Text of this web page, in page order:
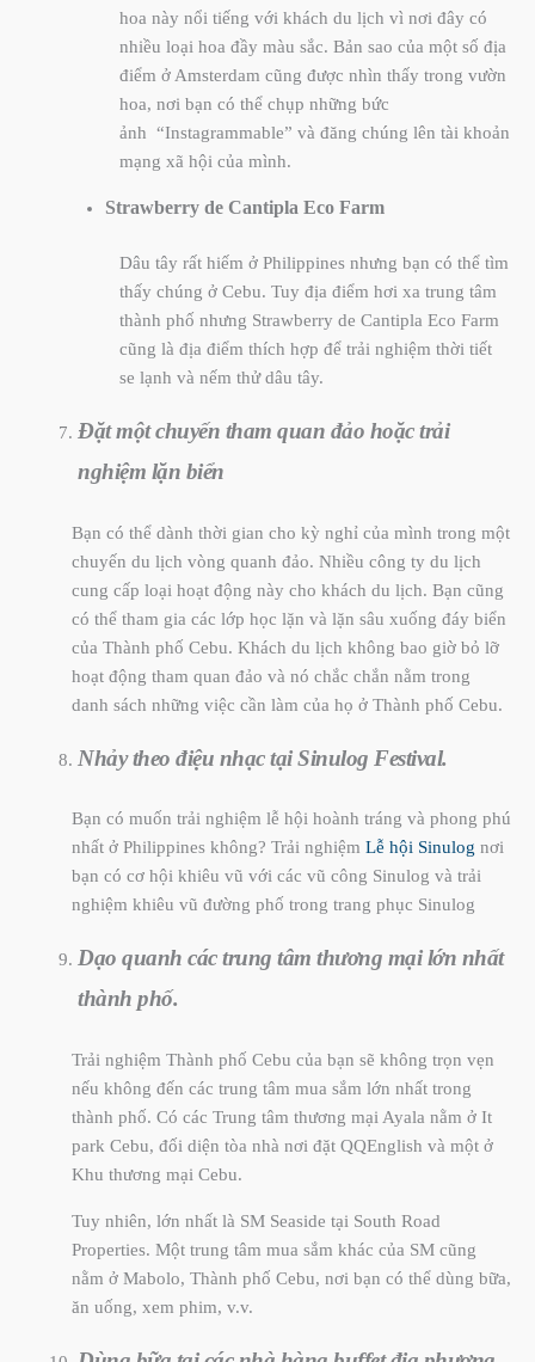
hoa này nổi tiếng với khách du lịch vì nơi đây có
nhiều loại hoa đầy màu sắc. Bản sao của một số địa
điểm ở Amsterdam cũng được nhìn thấy trong vườn
hoa, nơi bạn có thể chụp những bức
ảnh “Instagrammable” và đăng chúng lên tài khoản
mạng xã hội của mình.
Strawberry de Cantipla Eco Farm
Dâu tây rất hiếm ở Philippines nhưng bạn có thể tìm
thấy chúng ở Cebu. Tuy địa điểm hơi xa trung tâm
thành phố nhưng Strawberry de Cantipla Eco Farm
cũng là địa điểm thích hợp để trải nghiệm thời tiết
se lạnh và nếm thử dâu tây.
Đặt một chuyến tham quan đảo hoặc trải
nghiệm lặn biển
Bạn có thể dành thời gian cho kỳ nghỉ của mình trong một
chuyến du lịch vòng quanh đảo. Nhiều công ty du lịch
cung cấp loại hoạt động này cho khách du lịch. Bạn cũng
có thể tham gia các lớp học lặn và lặn sâu xuống đáy biển
của Thành phố Cebu. Khách du lịch không bao giờ bỏ lỡ
hoạt động tham quan đảo và nó chắc chắn nằm trong
danh sách những việc cần làm của họ ở Thành phố Cebu.
Nhảy theo điệu nhạc tại Sinulog Festival.
Bạn có muốn trải nghiệm lễ hội hoành tráng và phong phú
nhất ở Philippines không? Trải nghiệm Lễ hội Sinulog nơi
bạn có cơ hội khiêu vũ với các vũ công Sinulog và trải
nghiệm khiêu vũ đường phố trong trang phục Sinulog
Dạo quanh các trung tâm thương mại lớn nhất
thành phố.
Trải nghiệm Thành phố Cebu của bạn sẽ không trọn vẹn
nếu không đến các trung tâm mua sắm lớn nhất trong
thành phố. Có các Trung tâm thương mại Ayala nằm ở It
park Cebu, đối diện tòa nhà nơi đặt QQEnglish và một ở
Khu thương mại Cebu.
Tuy nhiên, lớn nhất là SM Seaside tại South Road
Properties. Một trung tâm mua sắm khác của SM cũng
nằm ở Mabolo, Thành phố Cebu, nơi bạn có thể dùng bữa,
ăn uống, xem phim, v.v.